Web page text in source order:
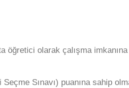
öğretici olarak çalışma
Sınavı) puanına sahip